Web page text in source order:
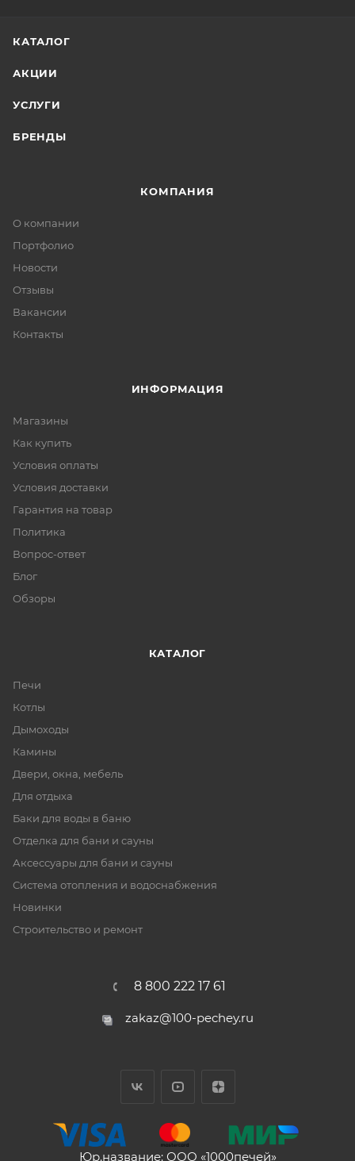
КАТАЛОГ
АКЦИИ
УСЛУГИ
БРЕНДЫ
КОМПАНИЯ
О компании
Портфолио
Новости
Отзывы
Вакансии
Контакты
ИНФОРМАЦИЯ
Магазины
Как купить
Условия оплаты
Условия доставки
Гарантия на товар
Политика
Вопрос-ответ
Блог
Обзоры
КАТАЛОГ
Печи
Котлы
Дымоходы
Камины
Двери, окна, мебель
Для отдыха
Баки для воды в баню
Отделка для бани и сауны
Аксессуары для бани и сауны
Система отопления и водоснабжения
Новинки
Строительство и ремонт
8 800 222 17 61
zakaz@100-pechey.ru
Юр.название: ООО «1000печей»